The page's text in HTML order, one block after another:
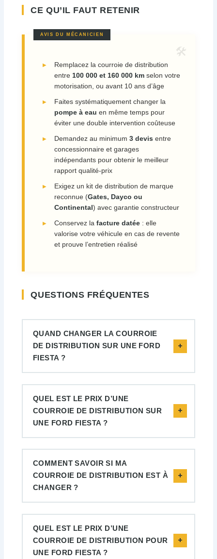
CE QU’IL FAUT RETENIR
Remplacez la courroie de distribution
entre 100 000 et 160 000 kmselon votre
motorisation, ou avant 10 ans d’âge
Faites systématiquement changer la
pompe à eau en même temps pour
éviter une double intervention coûteuse
Demandez au minimum 3 devis entre
concessionnaire et garages
indépendants pour obtenir le meilleur
rapport qualité-prix
Exigez un kit de distribution de marque
reconnue (Gates, Dayco ou
Continental) avec garantie constructeur
Conservez la facture datée: elle
valorise votre véhicule en cas de revente
et prouve l’entretien réalisé
QUESTIONS FRÉQUENTES
QUAND CHANGER LA COURROIE
DE DISTRIBUTION SUR UNE FORD
FIESTA ?
QUEL EST LE PRIX D’UNE
COURROIE DE DISTRIBUTION SUR
UNE FORD FIESTA ?
COMMENT SAVOIR SI MA
COURROIE DE DISTRIBUTION EST À
CHANGER ?
QUEL EST LE PRIX D’UNE
COURROIE DE DISTRIBUTION POUR
UNE FORD FIESTA ?